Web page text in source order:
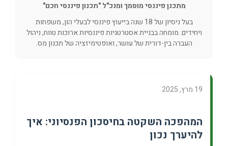
מתכנן פיננסי מוסמך ומנכ"ל "תכנון פיננסי חכם"
בעל ניסיון של 18 שנה בייעוץ פיננסי לבעלי הון, משפחות
ויחידים. מומחה בבניית אסטרטגיות פיננסיות ארוכות טווח, ניהול
העברה בין-דורית של עושר, ואופטימיזציה של תכנון מס.
19 מרץ, 2025
המהפכה השקטה בחיסכון הפנסיוני: איך
להיערך נכון